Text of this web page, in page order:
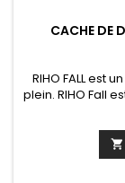
CACHE DE
RIHO FALL est
plein. RIHO Fall
visible, cela
FALL est idéal
standard en
s’évacue
